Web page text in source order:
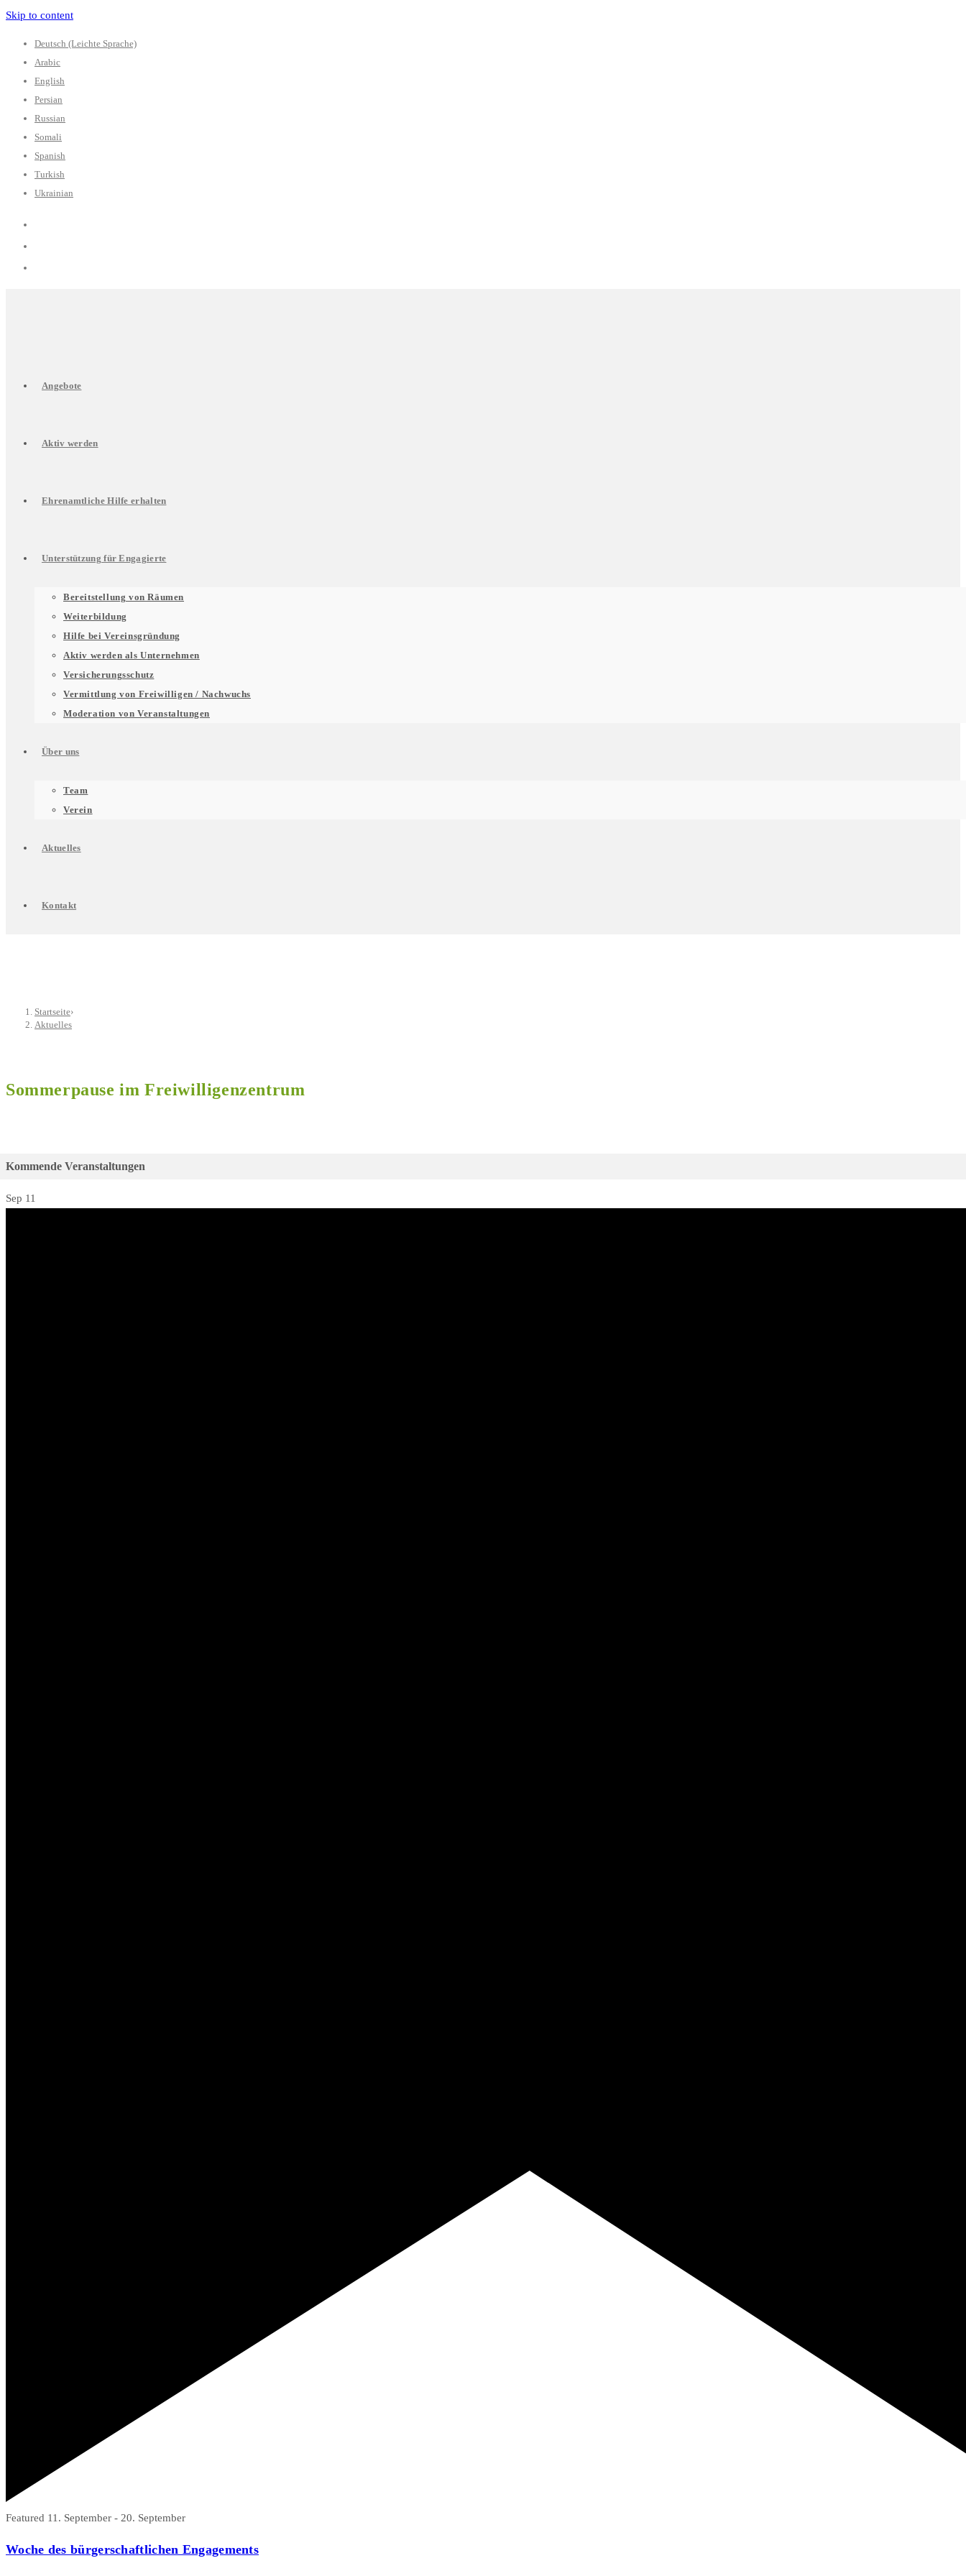
Skip to content
Deutsch (Leichte Sprache)
Arabic
English
Persian
Russian
Somali
Spanish
Turkish
Ukrainian
Angebote
Aktiv werden
Ehrenamtliche Hilfe erhalten
Unterstützung für Engagierte
Bereitstellung von Räumen
Weiterbildung
Hilfe bei Vereinsgründung
Aktiv werden als Unternehmen
Versicherungsschutz
Vermittlung von Freiwilligen / Nachwuchs
Moderation von Veranstaltungen
Über uns
Team
Verein
Aktuelles
Kontakt
Startseite›
Aktuelles
Sommerpause im Freiwilligenzentrum
Kommende Veranstaltungen
Sep 11
Featured 11. September - 20. September
Woche des bürgerschaftlichen Engagements